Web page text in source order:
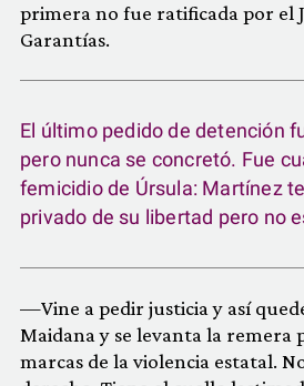
primera no fue ratificada por el
Garantías.
El último pedido de detención
pero nunca se concretó. Fue
femicidio de Úrsula: Martínez
privado de su libertad pero no
—Vine a pedir justicia y así
Maidana y se levanta la remera
marcas de la violencia estatal.